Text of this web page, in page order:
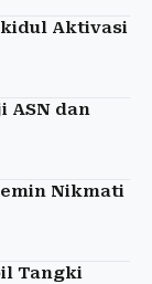
Aktivasi
ASN dan
Nikmati
Tangki